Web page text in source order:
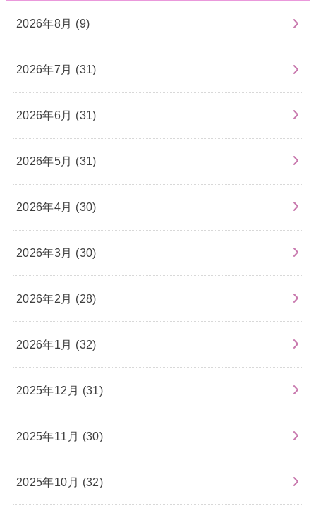
2026年8月 (9)
2026年7月 (31)
2026年6月 (31)
2026年5月 (31)
2026年4月 (30)
2026年3月 (30)
2026年2月 (28)
2026年1月 (32)
2025年12月 (31)
2025年11月 (30)
2025年10月 (32)